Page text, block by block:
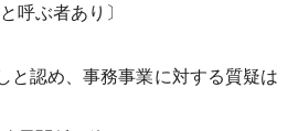
ぶ者あり〕
認め、事務事業に対する質疑は